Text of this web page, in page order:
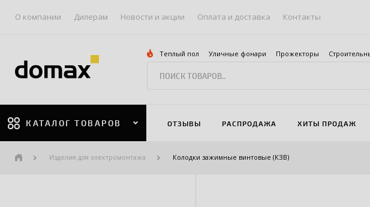
О компании Дилерам Новости и акции Оплата и доставка Контакты
Теплый пол Уличные фонари Прожекторы
КАТАЛОГ ТОВАРОВ ОТЗЫВЫ РАСПРОДАЖА ХИТЫ ПРОДАЖ
Изделия для электромонтажа Колодки зажимные винтовые (КЗВ)